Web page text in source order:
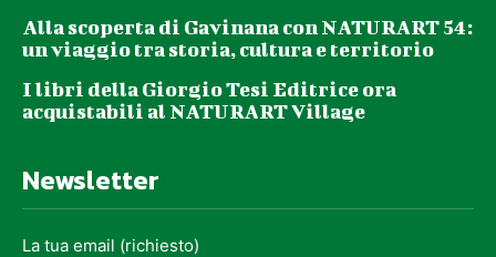
Alla scoperta di Gavinana con NATURART 54:
un viaggio tra storia, cultura e territorio
I libri della Giorgio Tesi Editrice ora
acquistabili al NATURART Village
Newsletter
La tua email (richiesto)